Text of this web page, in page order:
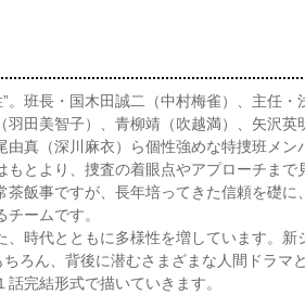
”。班長・国木田誠二（中村梅雀）、主任・
羽田美智子）、青柳靖（吹越満）、矢沢英
由真（深川麻衣）ら個性強めな特捜班メン
もとより、捜査の着眼点やアプローチまで
茶飯事ですが、長年培ってきた信頼を礎に
ームです。
時代とともに多様性を増しています。新
ちろん、背後に潜むさまざまな人間ドラマ
完結形式で描いていきます。